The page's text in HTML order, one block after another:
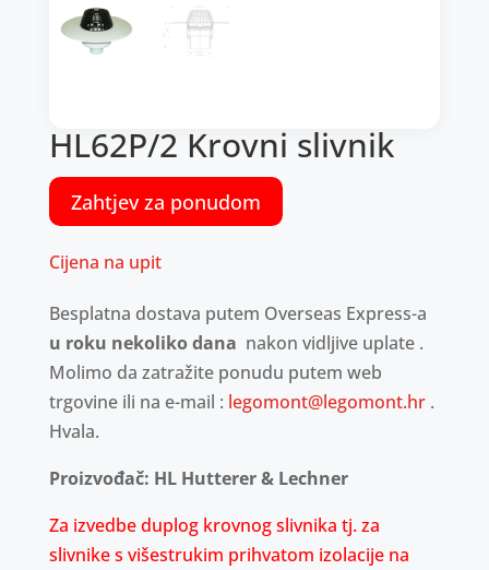
HL62P/2 Krovni slivnik
Zahtjev za ponudom
Cijena na upit
Besplatna dostava putem Overseas Express-a
u roku nekoliko dana nakon vidljive uplate .
Molimo da zatražite ponudu putem web
trgovine ili na e-mail : legomont@legomont.hr.
Hvala.
Proizvođač: HL Hutterer & Lechner
Za izvedbe duplog krovnog slivnika tj. za
slivnike s višestrukim prihvatom izolacije na